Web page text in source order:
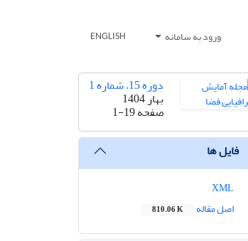
ورود به سامانه ENGLISH
دوره 15، شماره 1
بهار 1404
صفحه1-19
فایل ها
اصل مقاله
810.06 K